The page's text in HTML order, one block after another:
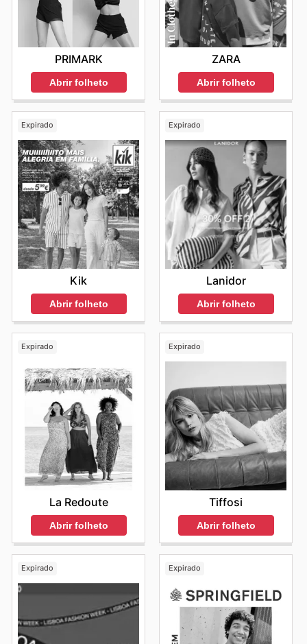
PRIMARK
Abrir folheto
ZARA
Abrir folheto
Expirado
Kik
Abrir folheto
Expirado
Lanidor
Abrir folheto
Expirado
La Redoute
Abrir folheto
Expirado
Tiffosi
Abrir folheto
Expirado Expirado